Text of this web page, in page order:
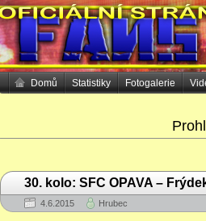
Domů Statistiky Fotogalerie
30. kolo: SFC OPAVA –
4.6.2015 Hrubec